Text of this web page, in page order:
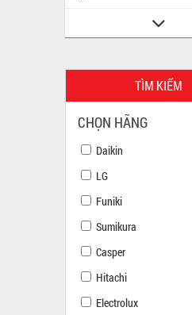
TÌM KIẾM
CHỌN HÃNG
Daikin
LG
Funiki
Sumikura
Casper
Hitachi
Electrolux